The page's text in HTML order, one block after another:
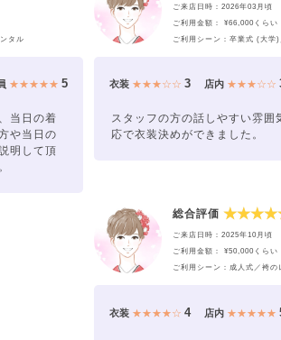
タル
★★★★★ 5
当日の着
や当日の
明して頂
ご来店日時：2026年03月頃
ご利用金額： ¥66,000くらい
ご利用シーン：卒業式 (大学
衣装 ★★★☆☆3 店内 ★★★☆☆
スタッフの方の話しやすい雰囲
応で衣装決めができました。
総合評価
ご来店日時：2025年10月頃
ご利用金額： ¥50,000くらい
ご利用シーン：成人式／袴の
衣装 ★★★★☆4 店内 ★★★★★